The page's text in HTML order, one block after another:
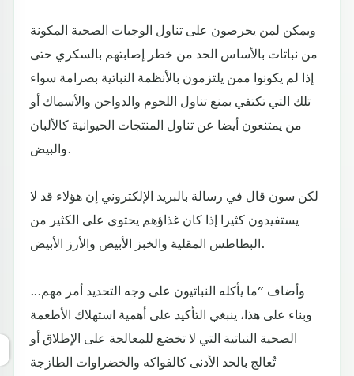
ويمكن لمن يحرصون على تناول الوجبات الصحية المكونة
من نباتات بالأساس الحد من خطر إصابتهم بالسكري حتى
إذا لم يكونوا ممن يلتزمون بالأنظمة النباتية بصرامة سواء
تلك التي تكتفي بمنع تناول اللحوم والدواجن والأسماك أو
من يمتنعون أيضا عن تناول المنتجات الحيوانية كالألبان
والبيض.
لكن سون قال في رسالة بالبريد الإلكتروني إن هؤلاء قد لا
يستفيدون كثيرا إذا كان غذاؤهم يحتوي على الكثير من
البطاطس المقلية والخبز الأبيض والأرز الأبيض.
وأضاف ”ما يأكله النباتيون على وجه التحديد أمر مهم...
وبناء على هذا، ينبغي التأكيد على أهمية استهلاك الأطعمة
الصحية النباتية التي لا تخضع للمعالجة على الإطلاق أو
تُعالج بالحد الأدنى كالفواكه والخضراوات الطازجة